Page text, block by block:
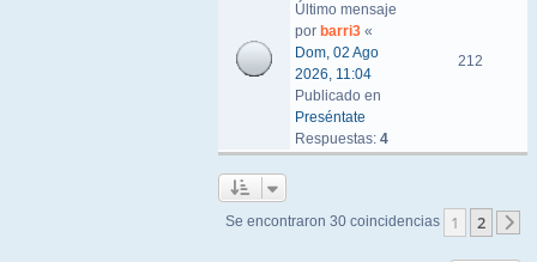
Último mensaje
por barri3 «
Dom, 02 Ago
2026, 11:04
Publicado en
Preséntate
Respuestas: 4
212
Se encontraron 30 coincidencias 1 2